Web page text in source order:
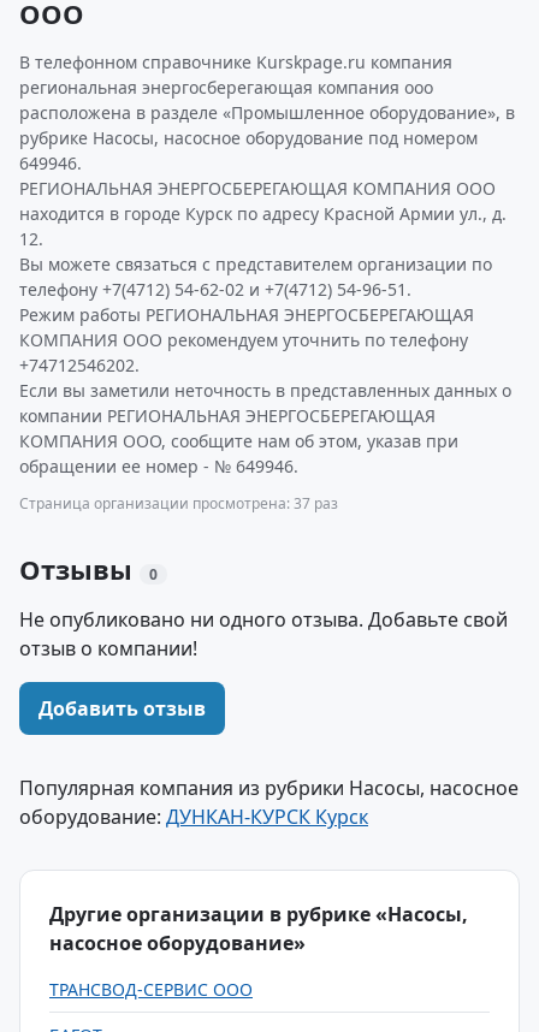
ООО
В телефонном справочнике Kurskpage.ru компания
региональная энергосберегающая компания ооо
расположена в разделе «Промышленное оборудование», в
рубрике Насосы, насосное оборудование под номером
649946.
РЕГИОНАЛЬНАЯ ЭНЕРГОСБЕРЕГАЮЩАЯ КОМПАНИЯ ООО
находится в городе Курск по адресу Красной Армии ул., д.
12.
Вы можете связаться с представителем организации по
телефону +7(4712) 54-62-02 и +7(4712) 54-96-51.
Режим работы РЕГИОНАЛЬНАЯ ЭНЕРГОСБЕРЕГАЮЩАЯ
КОМПАНИЯ ООО рекомендуем уточнить по телефону
+74712546202.
Если вы заметили неточность в представленных данных о
компании РЕГИОНАЛЬНАЯ ЭНЕРГОСБЕРЕГАЮЩАЯ
КОМПАНИЯ ООО, сообщите нам об этом, указав при
обращении ее номер - № 649946.
Страница организации просмотрена: 37 раз
Отзывы 0
Не опубликовано ни одного отзыва. Добавьте свой
отзыв о компании!
Добавить отзыв
Популярная компания из рубрики Насосы, насосное
оборудование: ДУНКАН-КУРСК Курск
Другие организации в рубрике «Насосы,
насосное оборудование»
ТРАНСВОД-СЕРВИС ООО